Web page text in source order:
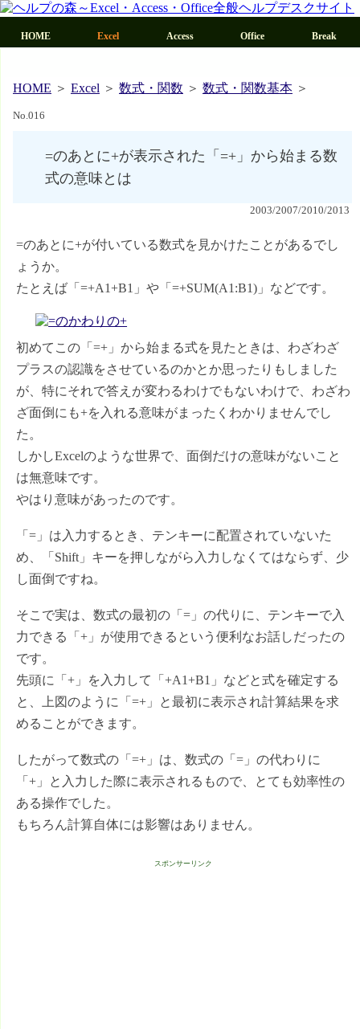
HOME Excel Access Office
HOME ＞ Excel ＞ 数式・関数 ＞ 数式・関数基本 ＞
No.016
=のあとに+が表示された「=+」から始まる数
式の意味とは
2003/2007/2010/2013
=のあとに+が付いている数式を見かけたことがあるでし
ょうか。
たとえば「=+A1+B1」や「=+SUM(A1:B1)」などです。
初めてこの「=+」から始まる式を見たときは、わざわざ
プラスの認識をさせているのかとか思ったりもしました
が、特にそれで答えが変わるわけでもないわけで、わざわ
ざ面倒にも+を入れる意味がまったくわかりませんでし
た。
しかしExcelのような世界で、面倒だけの意味がないこと
は無意味です。
やはり意味があったのです。
「=」は入力するとき、テンキーに配置されていないた
め、「Shift」キーを押しながら入力しなくてはならず、少
し面倒ですね。
そこで実は、数式の最初の「=」の代りに、テンキーで入
力できる「+」が使用できるという便利なお話しだったの
です。
先頭に「+」を入力して「+A1+B1」などと式を確定する
と、上図のように「=+」と最初に表示され計算結果を求
めることができます。
したがって数式の「=+」は、数式の「=」の代わりに
「+」と入力した際に表示されるもので、とても効率性の
ある操作でした。
もちろん計算自体には影響はありません。
スポンサーリンク